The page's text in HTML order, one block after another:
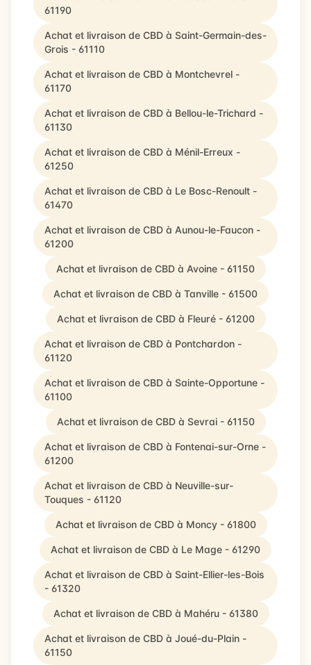
61190
Achat et livraison de CBD à Saint-Germain-des-
Grois - 61110
Achat et livraison de CBD à Montchevrel -
61170
Achat et livraison de CBD à Bellou-le-Trichard -
61130
Achat et livraison de CBD à Ménil-Erreux -
61250
Achat et livraison de CBD à Le Bosc-Renoult -
61470
Achat et livraison de CBD à Aunou-le-Faucon -
61200
Achat et livraison de CBD à Avoine - 61150
Achat et livraison de CBD à Tanville - 61500
Achat et livraison de CBD à Fleuré - 61200
Achat et livraison de CBD à Pontchardon -
61120
Achat et livraison de CBD à Sainte-Opportune -
61100
Achat et livraison de CBD à Sevrai - 61150
Achat et livraison de CBD à Fontenai-sur-Orne -
61200
Achat et livraison de CBD à Neuville-sur-
Touques - 61120
Achat et livraison de CBD à Moncy - 61800
Achat et livraison de CBD à Le Mage - 61290
Achat et livraison de CBD à Saint-Ellier-les-Bois
- 61320
Achat et livraison de CBD à Mahéru - 61380
Achat et livraison de CBD à Joué-du-Plain -
61150